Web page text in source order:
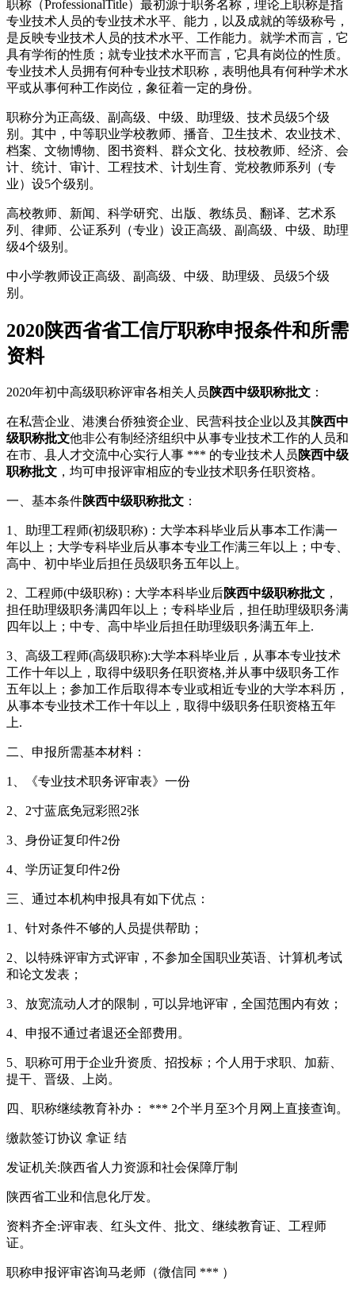
职称（ProfessionalTitle）最初源于职务名称，理论上职称是指
专业技术人员的专业技术水平、能力，以及成就的等级称号，
是反映专业技术人员的技术水平、工作能力。就学术而言，它
具有学衔的性质；就专业技术水平而言，它具有岗位的性质。
专业技术人员拥有何种专业技术职称，表明他具有何种学术水
平或从事何种工作岗位，象征着一定的身份。
职称分为正高级、副高级、中级、助理级、技术员级5个级
别。其中，中等职业学校教师、播音、卫生技术、农业技术、
档案、文物博物、图书资料、群众文化、技校教师、经济、会
计、统计、审计、工程技术、计划生育、党校教师系列（专
业）设5个级别。
高校教师、新闻、科学研究、出版、教练员、翻译、艺术系
列、律师、公证系列（专业）设正高级、副高级、中级、助理
级4个级别。
中小学教师设正高级、副高级、中级、助理级、员级5个级
别。
2020陕西省省工信厅职称申报条件和所需
资料
2020年初中高级职称评审各相关人员陕西中级职称批文 ：
在私营企业、港澳台侨独资企业、民营科技企业以及其陕西中
级职称批文他非公有制经济组织中从事专业技术工作的人员和
在市、县人才交流中心实行人事 *** 的专业技术人员陕西中级
职称批文 ，均可申报评审相应的专业技术职务任职资格。
一、基本条件陕西中级职称批文 ：
1、助理工程师(初级职称)：大学本科毕业后从事本工作满一
年以上；大学专科毕业后从事本专业工作满三年以上；中专、
高中、初中毕业后担任员级职务五年以上。
2、工程师(中级职称)：大学本科毕业后陕西中级职称批文 ，
担任助理级职务满四年以上；专科毕业后，担任助理级职务满
四年以上；中专、高中毕业后担任助理级职务满五年上.
3、高级工程师(高级职称):大学本科毕业后，从事本专业技术
工作十年以上，取得中级职务任职资格,并从事中级职务工作
五年以上；参加工作后取得本专业或相近专业的大学本科历，
从事本专业技术工作十年以上，取得中级职务任职资格五年
上.
二、申报所需基本材料：
1、《专业技术职务评审表》一份
2、2寸蓝底免冠彩照2张
3、身份证复印件2份
4、学历证复印件2份
三、通过本机构申报具有如下优点：
1、针对条件不够的人员提供帮助；
2、以特殊评审方式评审，不参加全国职业英语、计算机考试
和论文发表；
3、放宽流动人才的限制，可以异地评审，全国范围内有效；
4、申报不通过者退还全部费用。
5、职称可用于企业升资质、招投标；个人用于求职、加薪、
提干、晋级、上岗。
四、职称继续教育补办： *** 2个半月至3个月网上直接查询。
缴款签订协议 拿证 结
发证机关:陕西省人力资源和社会保障厅制
陕西省工业和信息化厅发。
资料齐全:评审表、红头文件、批文、继续教育证、工程师
证。
职称申报评审咨询马老师（微信同 *** ）